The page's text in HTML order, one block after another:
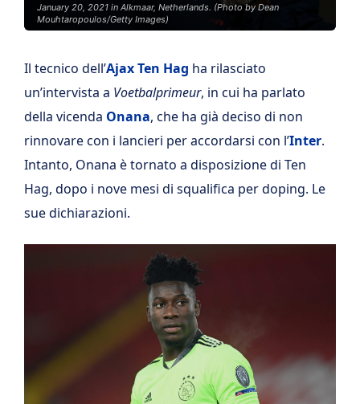
January 20, 2021 in Alkmaar, Netherlands. (Photo by Dean
Mouhtaropoulos/Getty Images)
Il tecnico dell’AjaxTen Hag ha rilasciato
un’intervista a Voetbalprimeur, in cui ha parlato
della vicenda Onana, che ha già deciso di non
rinnovare con i lancieri per accordarsi con l’Inter.
Intanto, Onana è tornato a disposizione di Ten
Hag, dopo i nove mesi di squalifica per doping. Le
sue dichiarazioni.